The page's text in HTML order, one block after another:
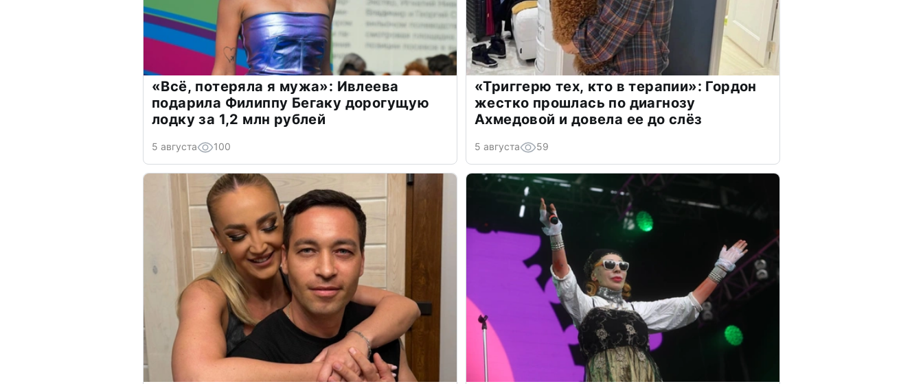
«Всё, потеряла я мужа»: Ивлеева
подарила Филиппу Бегаку дорогущую
лодку за 1,2 млн рублей
5 августа 100
«Триггерю тех, кто в терапии»: Гордон
жестко прошлась по диагнозу
Ахмедовой и довела ее до слёз
5 августа 59